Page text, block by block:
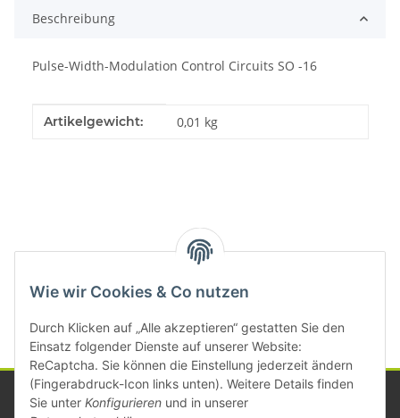
Wie wir Cookies & Co nutzen
Durch Klicken auf „Alle akzeptieren“ gestatten Sie den
Einsatz folgender Dienste auf unserer Website:
ReCaptcha. Sie können die Einstellung jederzeit ändern
(Fingerabdruck-Icon links unten). Weitere Details finden
Sie unter Konfigurieren und in unserer
Beschreibung
Pulse-Width-Modulation Control Circuits SO -16
Produkteigenschaft
Wert
Artikelgewicht: 0,01 kg
Kategorien